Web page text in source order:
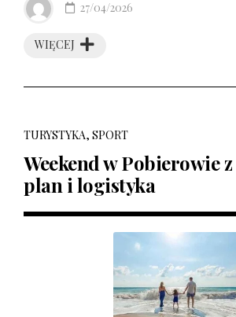
WIĘCEJ
27/04/2026
TURYSTYKA, SPORT
Weekend w Pobierowie
plan i logistyka